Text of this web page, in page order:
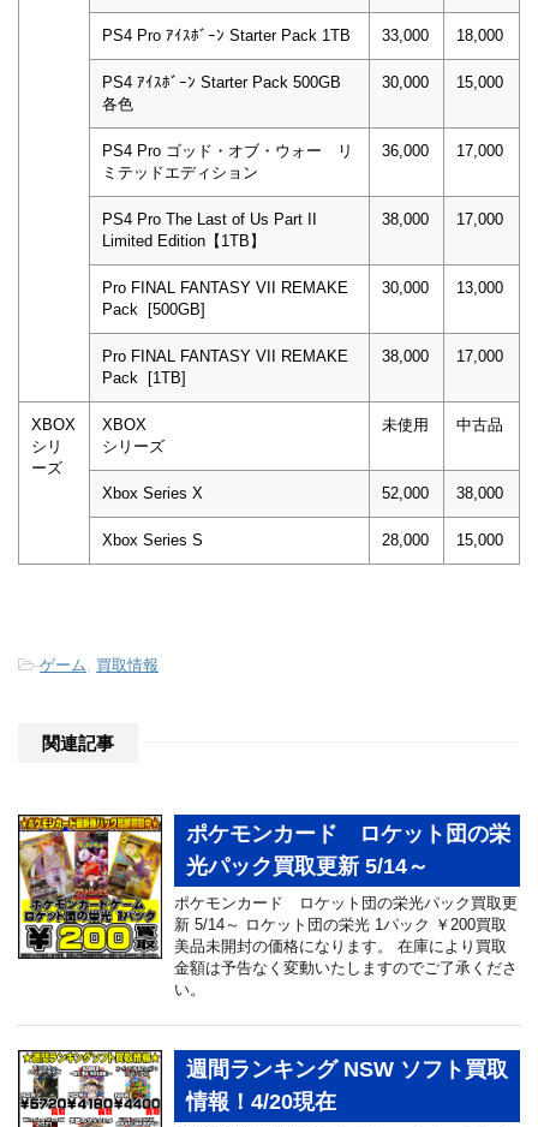
PS4 Pro ｱｲｽﾎﾞｰﾝ Starter Pack 1TB 33,000 18,000
PS4 ｱｲｽﾎﾞｰﾝ Starter Pack 500GB
各色
30,000 15,000
PS4 Pro ゴッド・オブ・ウォー リ
ミテッドエディション
36,000 17,000
PS4 Pro The Last of Us Part II
Limited Edition【1TB】
38,000 17,000
Pro FINAL FANTASY VII REMAKE
Pack [500GB]
30,000 13,000
Pro FINAL FANTASY VII REMAKE
Pack [1TB]
38,000 17,000
XBOX
シリ
ーズ
XBOX
シリーズ
未使用 中古品
Xbox Series X 52,000 38,000
Xbox Series S 28,000 15,000
-ゲーム 買取情報
関連記事
ポケモンカード ロケット団の栄
光パック買取更新 5/14～
ポケモンカード ロケット団の栄光パック買取更
新 5/14～ ロケット団の栄光 1パック ￥200買取
美品未開封の価格になります。 在庫により買取
金額は予告なく変動いたしますのでご了承くださ
い。
週間ランキング NSW ソフト買取
情報！4/20現在